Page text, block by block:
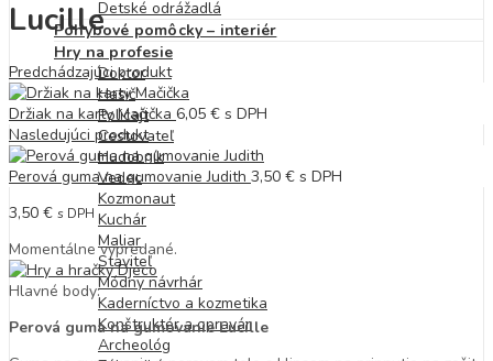
Detské odrážadlá
Pohybové pomôcky – interiér
Hry na profesie
Doktor
Hasič
Policajt
Cestovateľ
Hudobník
Vedec
Kozmonaut
Kuchár
Maliar
Staviteľ
Módny návrhár
Kaderníctvo a kozmetika
Konštruktér a opravár
Archeológ
Lucille
Predchádzajúci produkt
Držiak na karty Mačička 6,05 € s DPH
Nasledujúci produkt
Perová guma na gumovanie Judith 3,50 € s DPH
3,50 € s DPH
Momentálne vypredané.
Hlavné body:
Perová guma na gumovanie Lucille